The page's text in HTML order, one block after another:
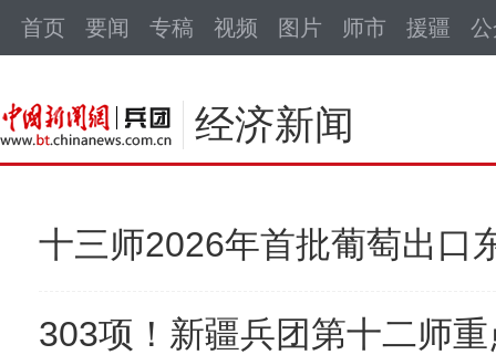
首页 要闻 专稿 视频 图片 师市 援疆
经济新闻
十三师2026年首批葡萄出口
303项！新疆兵团第十二师重